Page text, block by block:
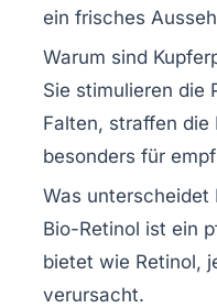
ein frisches
Warum sind
Sie stimulieren die
Falten, straffen
besonders für
Was unterscheidet
Bio-Retinol ist ein
bietet wie Retinol,
verursacht.